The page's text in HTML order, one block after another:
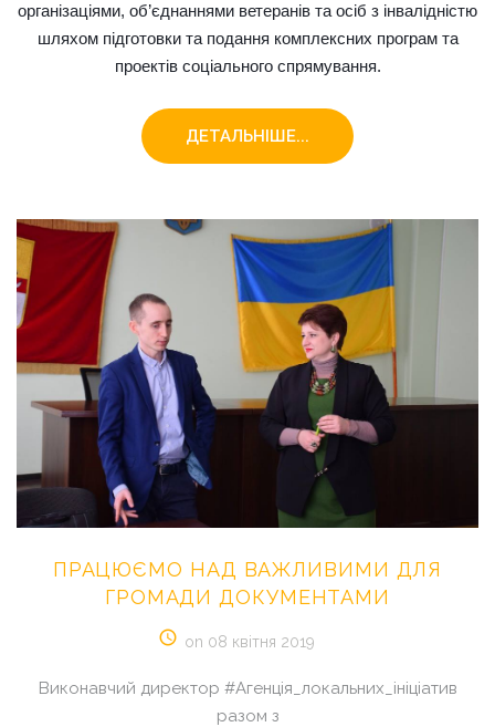
організаціями, об’єднаннями ветеранів та осіб з інвалідністю
шляхом підготовки та подання комплексних програм та
проектів соціального спрямування.
ДЕТАЛЬНІШЕ...
ПРАЦЮЄМО НАД ВАЖЛИВИМИ ДЛЯ
ГРОМАДИ ДОКУМЕНТАМИ
on 08 квітня 2019
Виконавчий директор #Агенція_локальних_ініціатив
разом з